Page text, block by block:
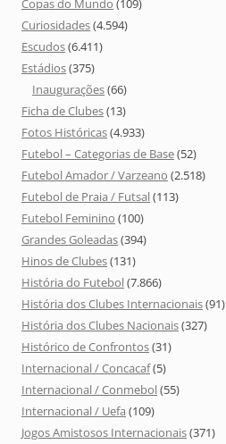
Copas do Mundo (109)
Curiosidades(4.594)
Escudos(6.411)
Estádios(375)
Inaugurações(66)
Ficha de Clubes(13)
Fotos Históricas(4.933)
Futebol – Categorias de Base(52)
Futebol Amador / Varzeano (2.518)
Futebol de Praia / Futsal(113)
Futebol Feminino (100)
Grandes Goleadas(394)
Hinos de Clubes(131)
História do Futebol(7.866)
História dos Clubes Internacionais(91)
História dos Clubes Nacionais(327)
Histórico de Confrontos(31)
Internacional / Concacaf(5)
Internacional / Conmebol(55)
Internacional / Uefa (109)
Jogos Amistosos Internacionais(371)